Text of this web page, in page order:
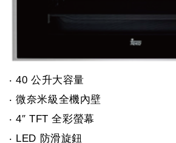
‧ 40 公升大容量
‧ 微奈米級全機內壁
‧ 4″ TFT 全彩螢幕
‧ LED 防滑旋鈕